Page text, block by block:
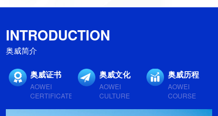
INTRODUCTION
奥威简介
奥威证书
AOWEI
CERTIFICATE
奥威文化
AOWEI
CULTURE
奥威历程
AOWEI
COURSE